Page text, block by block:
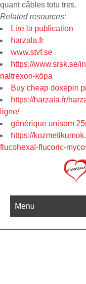
quant câbles totu tres.
Related resources:
Lire la publication
harzala.fr
www.stvf.se
https://www.srsk.se/
naltrexon-köpa
Buy cheap doxepin
https://harzala.fr/
ligne/
générique unisom
https://
flucohexal-flucoric-
Menu